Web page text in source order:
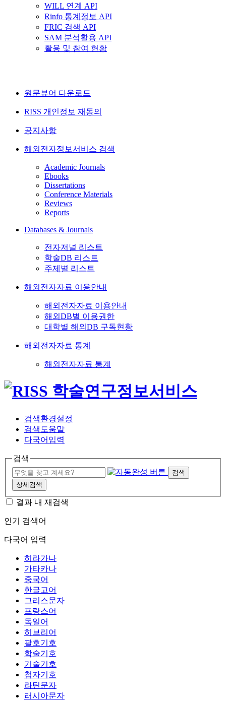
WILL 연계 API
Rinfo 통계정보 API
FRIC 검색 API
SAM 분석활용 API
활용 및 참여 현황
원문뷰어 다운로드
RISS 개인정보 재동의
공지사항
해외전자정보서비스 검색
Academic Journals
Ebooks
Dissertations
Conference Materials
Reviews
Reports
Databases & Journals
전자저널 리스트
학술DB 리스트
주제별 리스트
해외전자자료 이용안내
해외전자자료 이용안내
해외DB별 이용권한
대학별 해외DB 구독현황
해외전자자료 통계
해외전자자료 통계
검색환경설정
검색도움말
다국어입력
검색
검색
상세검색
결과 내 재검색
인기 검색어
다국어 입력
히라가나
가타카나
중국어
한글고어
그리스문자
프랑스어
독일어
히브리어
괄호기호
학술기호
기술기호
첨자기호
라틴문자
러시아문자